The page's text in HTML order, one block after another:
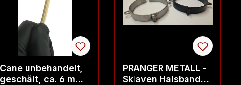
Cane unbehandelt,
geschält, ca. 6 mm
PRANGER METALL -
Sklaven Halsband